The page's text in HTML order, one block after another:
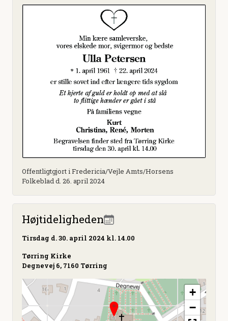
Offentligtgjort i Fredericia/Vejle Amts/Horsens
Folkeblad d. 26. april 2024
Højtideligheden
Tirsdag d. 30. april 2024 kl. 14.00
Tørring Kirke
Degnevej 6, 7160 Tørring
+
−